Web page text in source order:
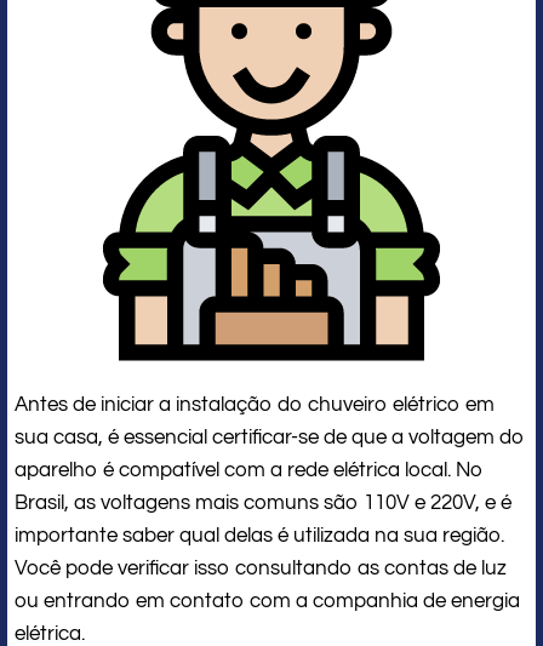
Antes de iniciar a instalação do chuveiro elétrico em
sua casa, é essencial certificar-se de que a voltagem do
aparelho é compatível com a rede elétrica local. No
Brasil, as voltagens mais comuns são 110V e 220V, e é
importante saber qual delas é utilizada na sua região.
Você pode verificar isso consultando as contas de luz
ou entrando em contato com a companhia de energia
elétrica.